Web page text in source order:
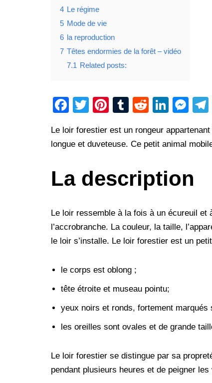
4 Le régime
5 Mode de vie
6 la reproduction
7 Têtes endormies de la forêt – vidéo
7.1 Related posts:
F
c
e
o
k
T
tt
er
Pi
er
e
T
m
bl
R
d
di
Li
k
e
n
M
ss
e
g
Le loir forestier est un rongeur
longue et duveteuse. Ce petit animal
La description
Le loir ressemble à la fois à un écureuil et
l’accrobranche. La couleur, la taille,
le loir s’installe. Le loir forestier est un
le corps est oblong ;
tête étroite et museau pointu;
yeux noirs et ronds, fortement
les oreilles sont ovales et de grande
Le loir forestier se distingue par sa
pendant plusieurs heures et de peigner